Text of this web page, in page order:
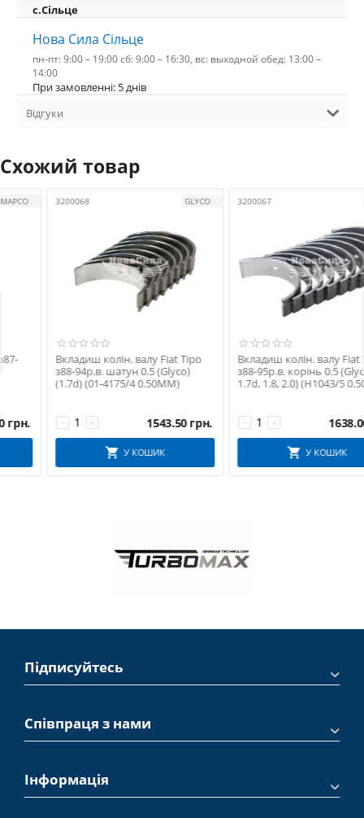
с.Сільце
Нова Сила Сільце
пн-пт: 9:00 – 19:00 сб: 9:00 – 16:30, вс: выходной обед: 13:00 –
14:00
При замовленні: 5 днів
Відгуки
Схожий товар
3200068
Вкладиш колін. валу Fiat Tipo
з88-94р.в. шатун 0.5 (Glyco)
(1.7d) (01-4175/4 0.50MM)
− грн.
У КОШИК
3200067
Вкладиш колін. валу Fiat Tipo
з88-95р.в. корінь 0.5 (Glyco) (1.6,
1.7d, 1.8, 2.0) (H1043/5 0.50MM)
− грн.
У КОШИК
Підписуйтесь
Співпраця з нами
Інформація